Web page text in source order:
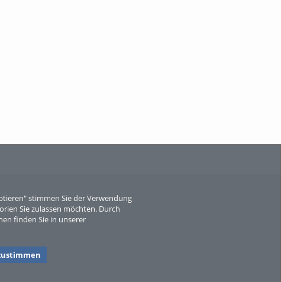
stimmen Sie der Verwendung
Sie zulassen möchten. Durch
finden Sie in unserer
Sperber